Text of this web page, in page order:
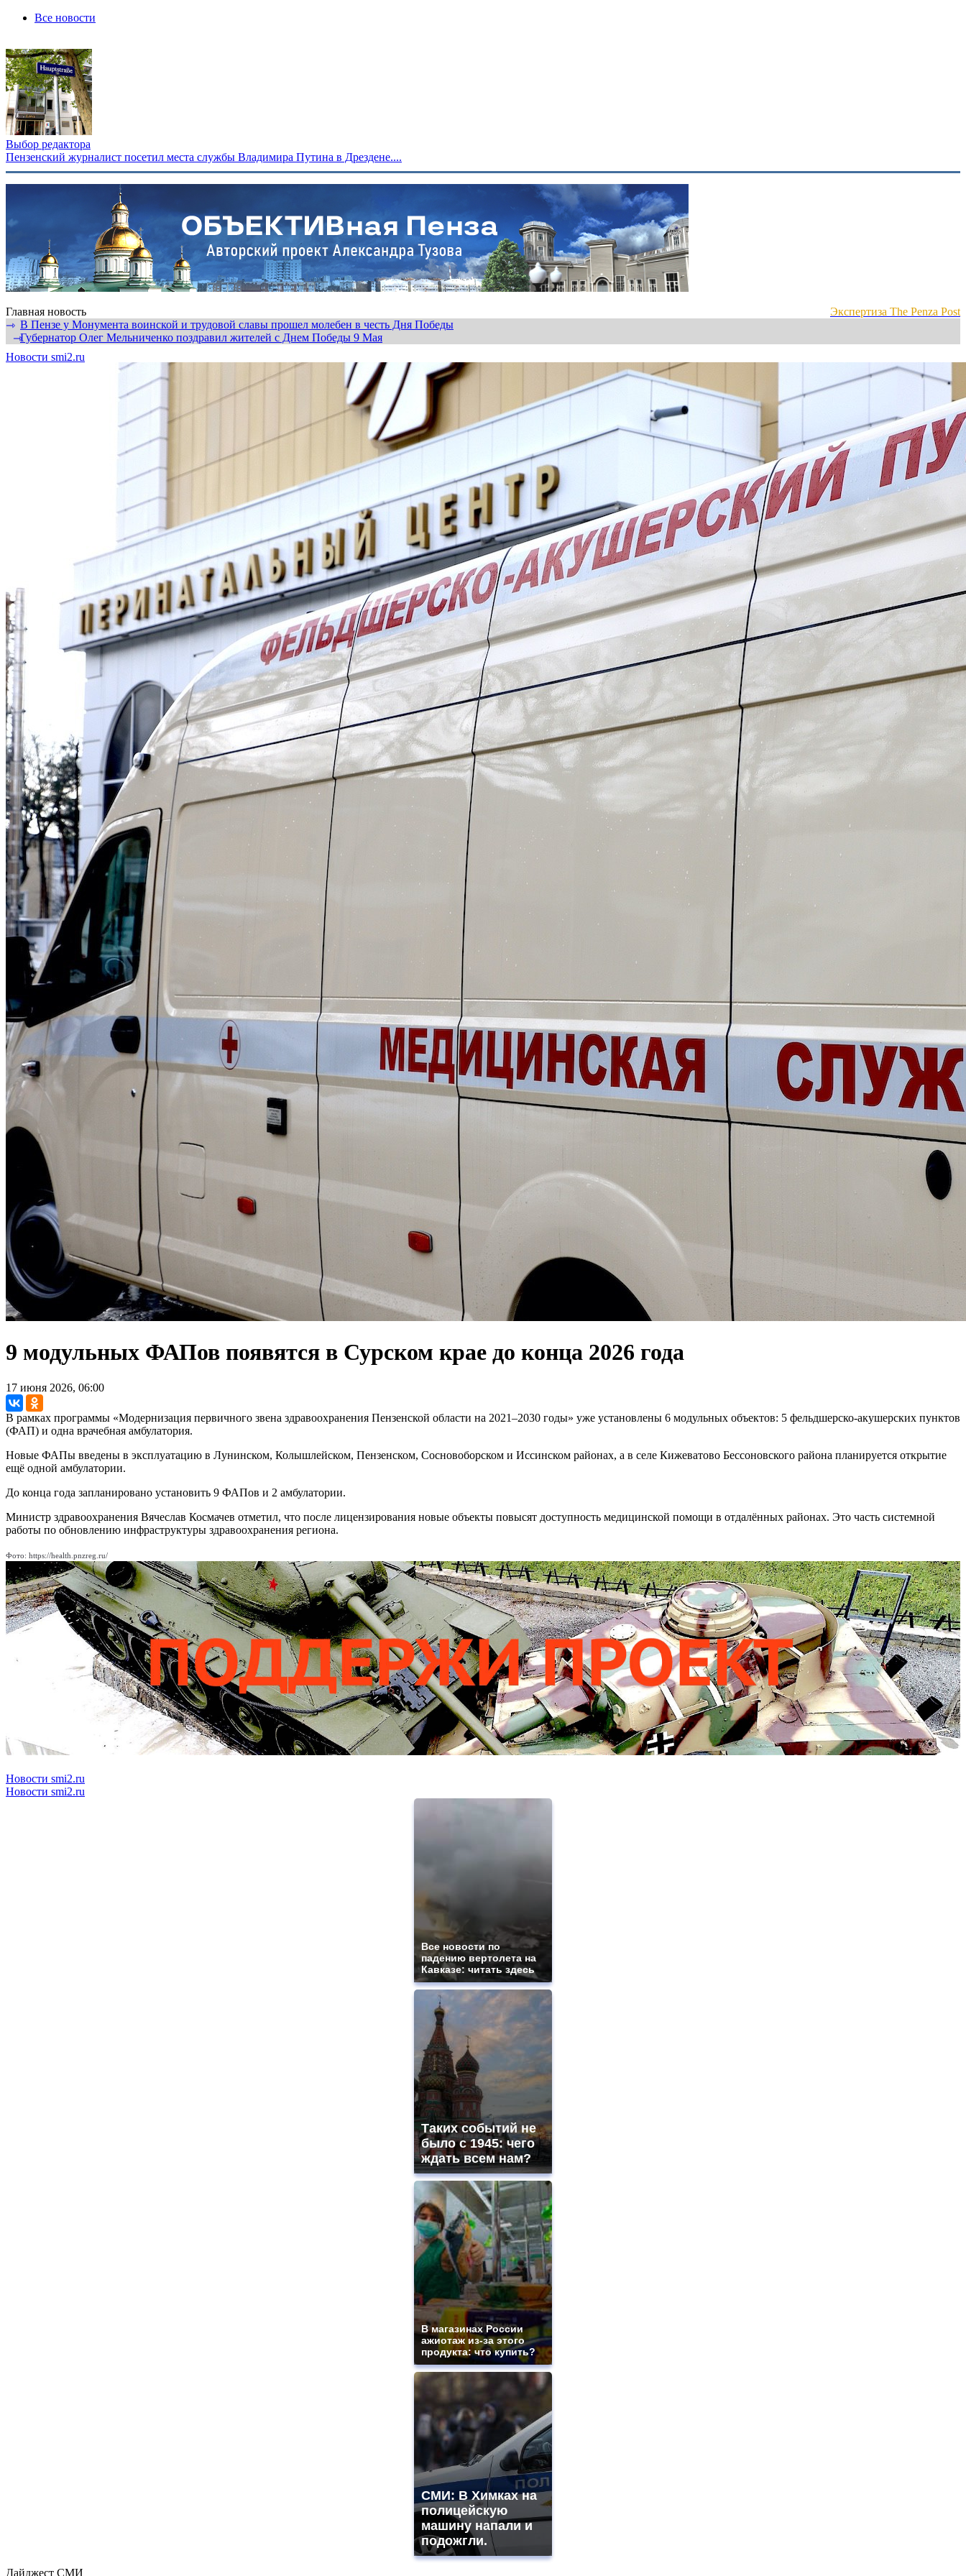
Все новости
Выбор редактора
Пензенский журналист посетил места службы Владимира Путина в Дрездене....
Главная новость
Экспертиза The Penza Post
⇾ В Пензе у Монумента воинской и трудовой славы прошел молебен в честь Дня Победы
⇾Губернатор Олег Мельниченко поздравил жителей с Днем Победы 9 Мая
Новости smi2.ru
9 модульных ФАПов появятся в Сурском крае до конца 2026 года
17 июня 2026, 06:00
В рамках программы «Модернизация первичного звена здравоохранения Пензенской области на 2021–2030 годы» уже установлены 6 модульных объектов: 5 фельдшерско-акушерских пунктов
(ФАП) и одна врачебная амбулатория.
Новые ФАПы введены в эксплуатацию в Лунинском, Колышлейском, Пензенском, Сосновоборском и Иссинском районах, а в селе Кижеватово Бессоновского района планируется открытие
ещё одной амбулатории.
До конца года запланировано установить 9 ФАПов и 2 амбулатории.
Министр здравоохранения Вячеслав Космачев отметил, что после лицензирования новые объекты повысят доступность медицинской помощи в отдалённых районах. Это часть системной
работы по обновлению инфраструктуры здравоохранения региона.
Фото: https://health.pnzreg.ru/
Новости smi2.ru
Новости smi2.ru
Все новости по
падению вертолета на
Кавказе: читать здесь
Таких событий не
было с 1945: чего
ждать всем нам?
В магазинах России
ажиотаж из-за этого
продукта: что купить?
СМИ: В Химках на
полицейскую
машину напали и
подожгли.
Дайджест СМИ